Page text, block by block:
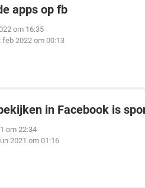
apps op fb
om 16:35
feb 2022 om 00:13
in Facebook is
om 22:34
2021 om 01:16